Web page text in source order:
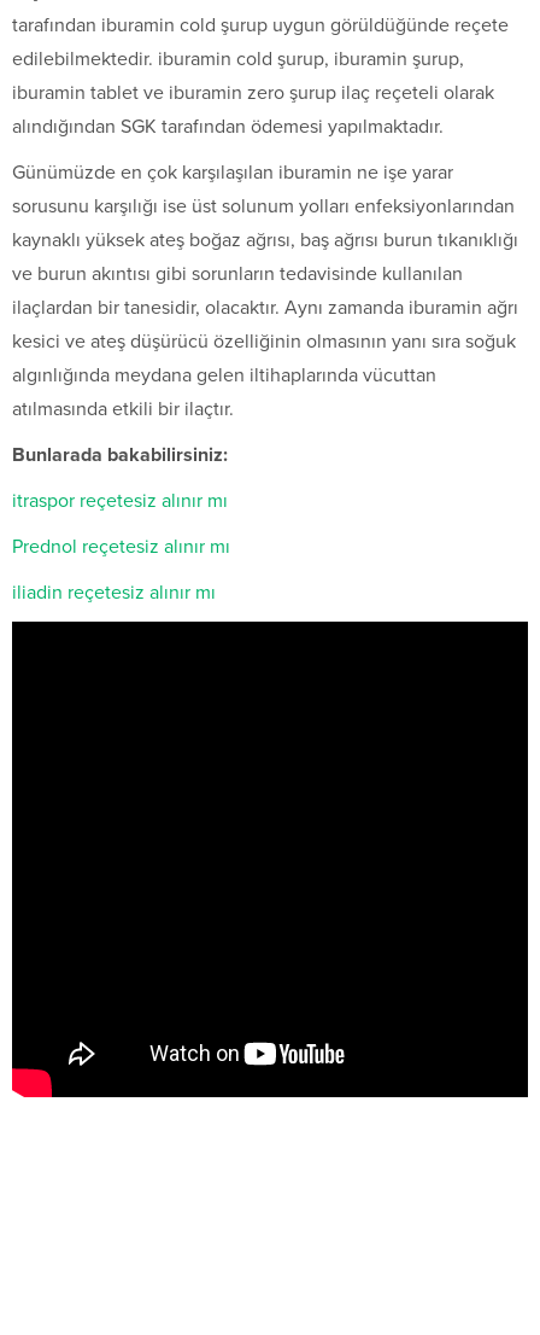
tarafından iburamin cold şurup uygun görüldüğünde reçete
edilebilmektedir. iburamin cold şurup, iburamin şurup,
iburamin tablet ve iburamin zero şurup ilaç reçeteli olarak
alındığından SGK tarafından ödemesi yapılmaktadır.
Günümüzde en çok karşılaşılan iburamin ne işe yarar
sorusunu karşılığı ise üst solunum yolları enfeksiyonlarından
kaynaklı yüksek ateş boğaz ağrısı, baş ağrısı burun tıkanıklığı
ve burun akıntısı gibi sorunların tedavisinde kullanılan
ilaçlardan bir tanesidir, olacaktır. Aynı zamanda iburamin ağrı
kesici ve ateş düşürücü özelliğinin olmasının yanı sıra soğuk
algınlığında meydana gelen iltihaplarında vücuttan
atılmasında etkili bir ilaçtır.
Bunlarada bakabilirsiniz:
itraspor reçetesiz alınır mı
Prednol reçetesiz alınır mı
iliadin reçetesiz alınır mı